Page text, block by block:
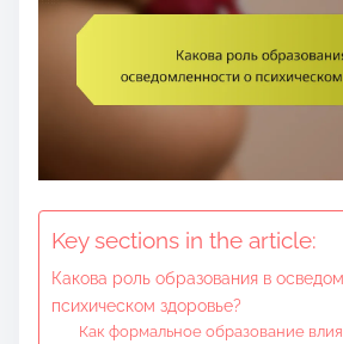
Key sections in the article:
Какова роль образования в
психическом здоровье?
Как формальное образование